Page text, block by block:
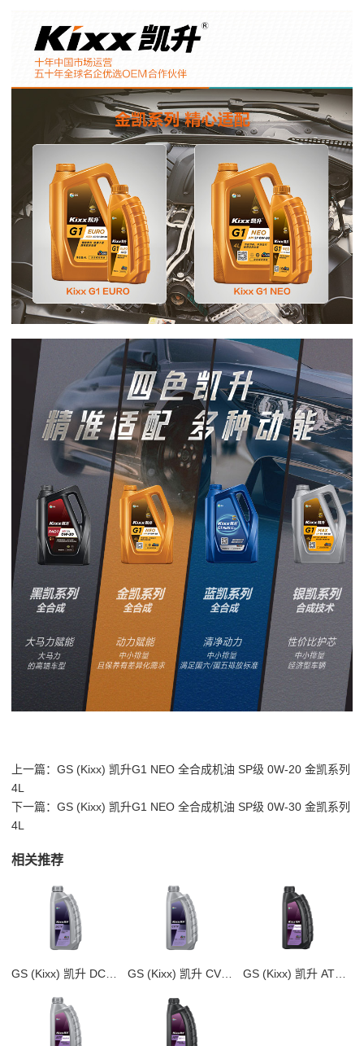
上一篇： GS (Kixx) 凯升G1 NEO 全合成机油 SP级 0W-20 金凯系列
4L
下一篇： GS (Kixx) 凯升G1 NEO 全合成机油 SP级 0W-30 金凯系列
4L
相关推荐
GS (Kixx) 凯升 CVTF 无级自动变速箱油